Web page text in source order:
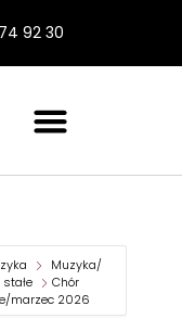
92 30
Muzyka/
Chór
marzec 2026